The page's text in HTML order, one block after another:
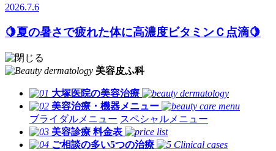
2026.7.6
🍋夏の暑さで疲れた体に高濃度ビタミンＣ点滴🍋
美容皮ふ科
大塚医院の美容治療
美容治療・機器メニュー
ブライダルメニュー スペシャルメニュー
美容診療 料金表
ご相談の多い5つの治療